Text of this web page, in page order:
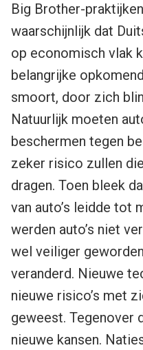
Big Brother-
waarschijnlijk dat
op economisch vlak
belangrijke
smoort, door zich
Natuurlijk moeten
beschermen tegen
zeker risico zullen
dragen. Toen bleek
van auto’s leidde tot
werden auto’s niet
wel veiliger
veranderd. Nieuwe
nieuwe risico’s met
geweest. Tegenover
nieuwe kansen.